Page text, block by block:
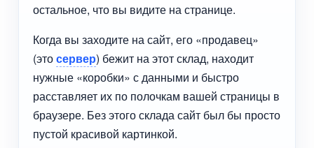
остальное, что вы видите на странице.
Когда вы заходите на сайт, его «продавец»
(этосервер) бежит на этот склад, находит
нужные «коробки» с данными и быстро
расставляет их по полочкам вашей страницы в
браузере. Без этого склада сайт был бы просто
пустой красивой картинкой.